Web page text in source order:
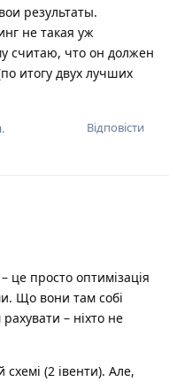
результаты.
не такая уж
считаю, что он должен
итогу двух лучших
Відповісти
це просто оптимізація
Що вони там собі
– ніхто не
(2 івенти). Але,